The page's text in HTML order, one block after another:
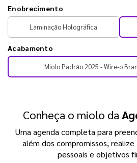
Enobrecimento
Laminação Holográfica
Acabamento
Miolo Padrão 2025 - Wire-o
Conheça o miolo da
Uma agenda completa para
além dos compromissos,
pessoais e objetivos